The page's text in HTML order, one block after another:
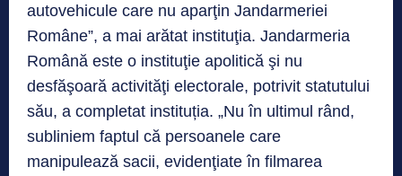
autovehicule care nu aparţin Jandarmeriei
Române”, a mai arătat instituţia. Jandarmeria
Română este o instituţie apolitică şi nu
desfăşoară activităţi electorale, potrivit statutului
său, a completat instituția. „Nu în ultimul rând,
subliniem faptul că persoanele care
manipulează sacii, evidenţiate în filmarea